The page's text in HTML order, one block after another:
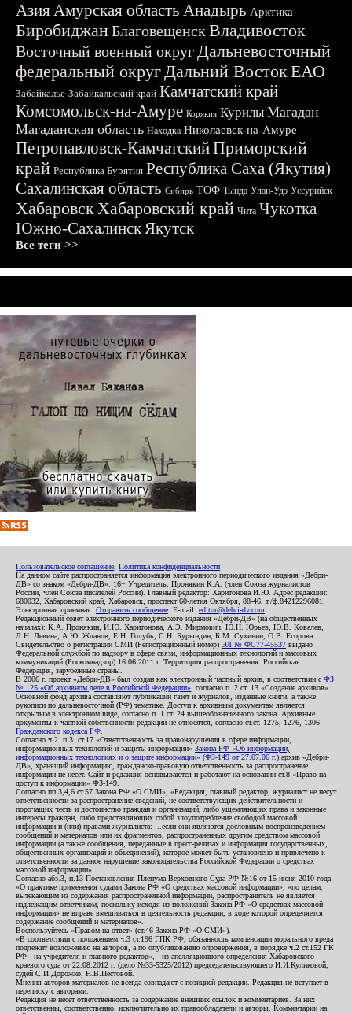
АзияАмурская область Анадырь Арктика
БиробиджанБлаговещенскВладивосток
Восточный военный округДальневосточный
федеральный округДальний ВостокЕАО
Забайкалье Забайкальский край Камчатский край
Комсомольск-на-Амуре Корякия Курилы Магадан
Магаданская область Находка Николаевск-на-Амуре
Петропавловск-КамчатскийПриморский
край Республика Бурятия Республика Саха (Якутия)
Сахалинская область Сибирь ТОФ Тында Улан-Удэ Уссурийск
ХабаровскХабаровский край Чита Чукотка
Южно-СахалинскЯкутск
Все теги >>
Пользовательское соглашение Политика конфиденциальности
На данном сайте распространяется информация электронного периодического издания «Дебри-
ДВ» со знаком «Дебри-ДВ». 16+ Учредитель: Пронякин К.А. (член Союза журналистов
России, член Союза писателей России). Главный редактор: Харитонова И.Ю. Адрес редакции:
680032, Хабаровский край, Хабаровск, проспект 60-летия Октября, 88-46, т./ф.84212296081.
Электронная приемная: Отправить сообщение . E-mail: editor@debri-dv.com
Редакционный совет электронного периодического издания «Дебри-ДВ» (на общественных
началах): К.А. Пронякин, И.Ю. Харитонова, А.Э. Мирмович, Ю.Н. Юрьев, Ю.В. Ковалев,
Л.Н. Левина, А.Ю. Жданов, Е.Н. Голубь, С.Н. Бурындин, Б.М. Сухинин, О.В. Егорова
Свидетельство о регистрации СМИ (Регистрационный номер) ЭЛ № ФС77-45537 выдано
Федеральной службой по надзору в сфере связи, информационных технологий и массовых
коммуникаций (Роскомнадзор) 16.06.2011 г. Территория распространения: Российская
Федерация, зарубежные страны.
В 2006 г. проект «Дебри-ДВ» был создан как электронный частный архив, в соответствии с ФЗ
№ 125 «Об архивном деле в Российской Федерации» , согласно п. 2 ст. 13 «Создание архивов».
Основной фонд архива составляют публикации газет и журналов, изданные книги, а также
рукописи по дальневосточной (РФ) тематике. Доступ к архивным документам является
открытым в электронном виде, согласно п. 1 ст. 24 вышеобозначенного закона. Архивные
документы к частной собственности редакции не относятся, согласно ст.ст. 1275, 1276, 1306
Гражданского кодекса РФ
Согласно ч.2. п.3. ст.17 «Ответственность за правонарушения в сфере информации,
информационных технологий и защиты информации» Закона РФ «Об информации,
информационных технологиях и о защите информации» (ФЗ-149 от 27.07.06 г.) архив «Дебри-
ДВ», хранящий информацию, гражданско-правовую ответственность за распространение
информации не несет. Сайт и редакция основываются и работают на основании ст.8 «Право на
доступ к информации» ФЗ-149.
Согласно пп.3,4,6 ст.57 Закона РФ «О СМИ», «Редакция, главный редактор, журналист не несут
ответственности за распространение сведений, не соответствующих действительности и
порочащих честь и достоинство граждан и организаций, либо ущемляющих права и законные
интересы граждан, либо представляющих собой злоупотребление свободой массовой
информации и (или) правами журналиста: ...если они являются дословным воспроизведением
сообщений и материалов или их фрагментов, распространенных другим средством массовой
информации (а также сообщения, переданные в пресс-релизах и информация государственных,
общественных организаций и объединений), которое может быть установлено и привлечено к
ответственности за данное нарушение законодательства Российской Федерации о средствах
массовой информации».
Согласно абз.3, п.13 Постановления Пленума Верховного Суда РФ №16 от 15 июня 2010 года
«О практике применения судами Закона РФ «О средствах массовой информации», «по делам,
вытекающим из содержания распространенной информации, распространитель не является
надлежащим ответчиком, поскольку исходя из положений Закона РФ «О средствах массовой
информации» не вправе вмешиваться в деятельность редакции, в ходе которой определяется
содержание сообщений и материалов».
Воспользуйтесь «Правом на ответ» (ст.46 Закона РФ «О СМИ»).
«В соответствии с положением ч.3 ст.196 ГПК РФ, обязанность компенсации морального вреда
подлежит возложению на авторов, а по опубликованию опровержения, в порядке ч.2 ст.152 ГК
РФ - на учредителя и главного редактор», - из апелляционного определения Хабаровского
краевого суда от 22.08.2012 г. (дело №33-5325/2012) председательствующего И.И.Куликовой,
судей С.И.Дорожко, Н.В.Пестовой.
Мнения авторов материалов не всегда совпадают с позицией редакции. Редакция не вступает в
переписку с авторами.
Редакция не несет ответственность за содержание внешних ссылок и комментариев. За них
ответственны, соответственно, исключительно их правообладатели и авторы. Комментарии на